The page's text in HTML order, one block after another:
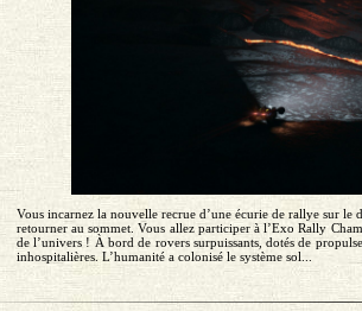
Vous incarnez la nouvelle recrue d’une écurie de rallye sur
retourner au sommet. Vous allez participer à l’Exo Rally
de l’univers ! À bord de rovers surpuissants, dotés de
inhospitalières. L’humanité a colonisé le système sol...